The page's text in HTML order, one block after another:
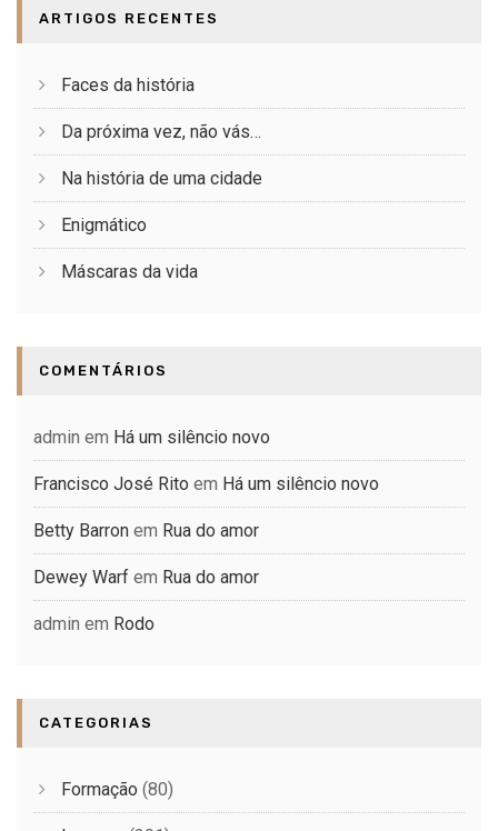
ARTIGOS RECENTES
Faces da história
Da próxima vez, não vás…
Na história de uma cidade
Enigmático
Máscaras da vida
COMENTÁRIOS
admin em Há um silêncio novo
Francisco José Rito em Há um silêncio novo
Betty Barron em Rua do amor
Dewey Warf em Rua do amor
admin em Rodo
CATEGORIAS
Formação (80)